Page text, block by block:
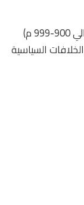
لم يكن هذا القرن وقتًا عاديًا بالنسبة للناس، وكثيرًا ما يفكر المؤرخون في القرن العاشر (حوالي 900-999 م)
السياسية